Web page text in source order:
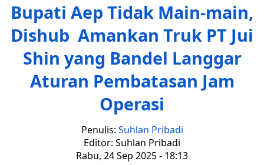
Bupati Aep Tidak Main-main,
Dishub Amankan Truk PT Jui
Shin yang Bandel Langgar
Aturan Pembatasan Jam
Operasi
Penulis: Suhlan Pribadi
Editor: Suhlan Pribadi
Rabu, 24 Sep 2025 - 18:13